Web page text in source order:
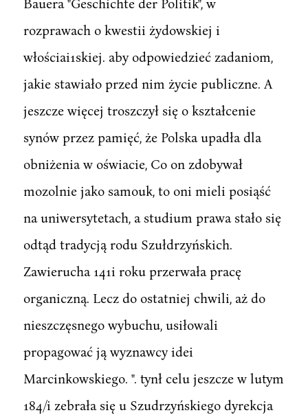
rozprawach o kwestii żydowskiej i
włościai1skiej. aby odpowiedzieć zadaniom,
jakie stawiało przed nim życie publiczne. A
jeszcze więcej troszczył się o kształcenie
synów przez pamięć, że Polska upadła dla
obniżenia w oświacie, Co on zdobywał
mozolnie jako samouk, to oni mieli posiąść
na uniwersytetach, a studium prawa stało się
odtąd tradycją rodu Szułdrzyńskich.
Zawierucha 141i roku przerwała pracę
organiczną. Lecz do ostatniej chwili, aż do
nieszczęsnego wybuchu, usiłowali
propagować ją wyznawcy idei
Marcinkowskiego. ". tynł celu jeszcze w lutym
184/i zebrała się u Szudrzyńskiego dyrekcja